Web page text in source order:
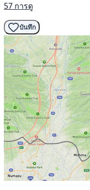
57 การดู
บันทึก